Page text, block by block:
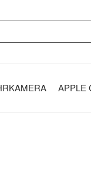
APPLE